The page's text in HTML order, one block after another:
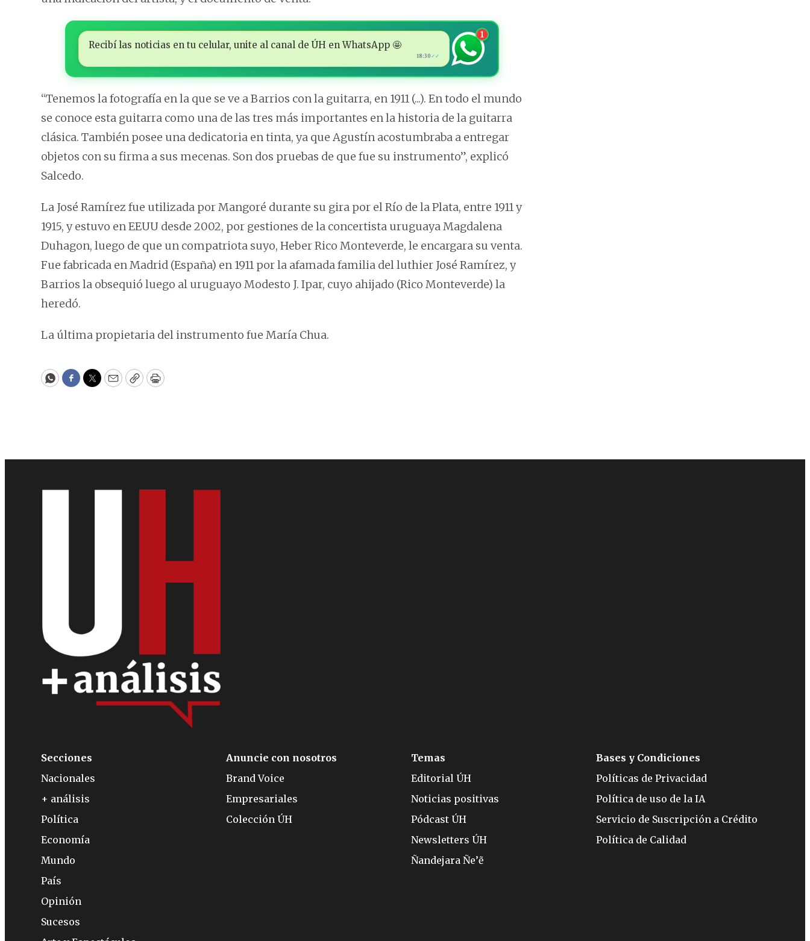
Recibí las noticias en tu celular, unite al canal de ÚH en WhatsApp 🤩
18:30 ✓✓
1
“Tenemos la fotografía en la que se ve a Barrios con la guitarra, en 1911 (...). En todo el mundo
se conoce esta guitarra como una de las tres más importantes en la historia de la guitarra
clásica. También posee una dedicatoria en tinta, ya que Agustín acostumbraba a entregar
objetos con su firma a sus mecenas. Son dos pruebas de que fue su instrumento”, explicó
Salcedo.
La José Ramírez fue utilizada por Mangoré durante su gira por el Río de la Plata, entre 1911 y
1915, y estuvo en EEUU desde 2002, por gestiones de la concertista uruguaya Magdalena
Duhagon, luego de que un compatriota suyo, Heber Rico Monteverde, le encargara su venta.
Fue fabricada en Madrid (España) en 1911 por la afamada familia del luthier José Ramírez, y
Barrios la obsequió luego al uruguayo Modesto J. Ipar, cuyo ahijado (Rico Monteverde) la
heredó.
La última propietaria del instrumento fue María Chua.
WhatsApp
Facebook
Twitter
EmailCopyPrint
Secciones
Nacionales
+ análisis
Política
Economía
Mundo
País
Opinión
Sucesos
Anuncie con nosotros
Brand Voice
Empresariales
Colección ÚH
Temas
Editorial ÚH
Noticias positivas
Pódcast ÚH
Newsletters ÚH
Ñandejara Ñe’ẽ
Bases y Condiciones
Políticas de Privacidad
Política de uso de la IA
Servicio de Suscripción a Crédito
Política de Calidad